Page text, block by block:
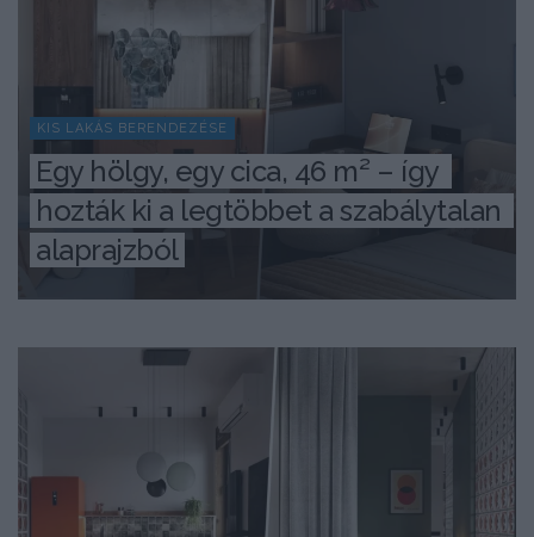
KIS LAKÁS BERENDEZÉSE
Egy hölgy, egy cica, 46 m² – így
hozták ki a legtöbbet a szabálytalan
alaprajzból